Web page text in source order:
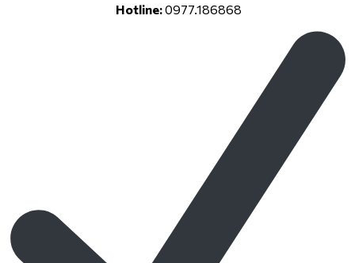
Hotline:0977.186868